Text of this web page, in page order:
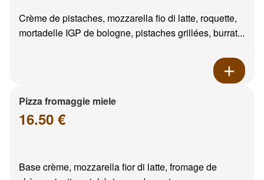
Crème de pistaches, mozzarella fio di latte, roquette,
mortadelle IGP de bologne, pistaches grillées, burrat...
Pizza fromaggie miele
16.50 €
Base crème, mozzarella fior di latte, fromage de